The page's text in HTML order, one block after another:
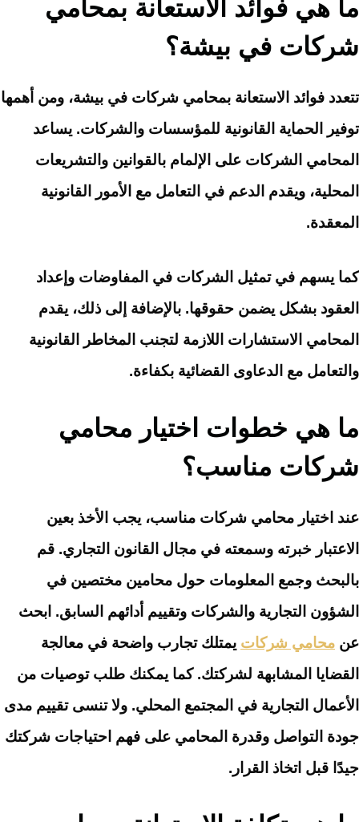
ما هي فوائد الاستعانة بمحامي
شركات في بيشة؟
تتعدد فوائد الاستعانة بمحامي شركات في بيشة، ومن أهمها
توفير الحماية القانونية للمؤسسات والشركات. يساعد
المحامي الشركات على الإلمام بالقوانين والتشريعات
المحلية، ويقدم الدعم في التعامل مع الأمور القانونية
المعقدة.
كما يسهم في تمثيل الشركات في المفاوضات وإعداد
العقود بشكل يضمن حقوقها. بالإضافة إلى ذلك، يقدم
المحامي الاستشارات اللازمة لتجنب المخاطر القانونية
والتعامل مع الدعاوى القضائية بكفاءة.
ما هي خطوات اختيار محامي
شركات مناسب؟
عند اختيار محامي شركات مناسب، يجب الأخذ بعين
الاعتبار خبرته وسمعته في مجال القانون التجاري. قم
بالبحث وجمع المعلومات حول محامين مختصين في
الشؤون التجارية والشركات وتقييم أدائهم السابق. ابحث
عن محامي شركات يمتلك تجارب واضحة في معالجة
القضايا المشابهة لشركتك. كما يمكنك طلب توصيات من
الأعمال التجارية في المجتمع المحلي. ولا تنسى تقييم مدى
جودة التواصل وقدرة المحامي على فهم احتياجات شركتك
جيدًا قبل اتخاذ القرار.